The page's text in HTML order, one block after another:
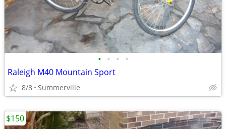
• • • •
Raleigh M40 Mountain Sport
8/8 Summerville
$150